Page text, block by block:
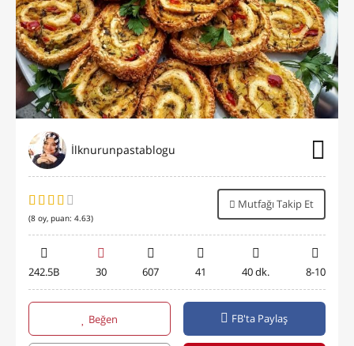
İlknurunpastablogu
(8 oy, puan: 4.63)
Mutfağı Takip Et
242.5B 30 607 41 40 dk. 8-10
Beğen FB'ta Paylaş